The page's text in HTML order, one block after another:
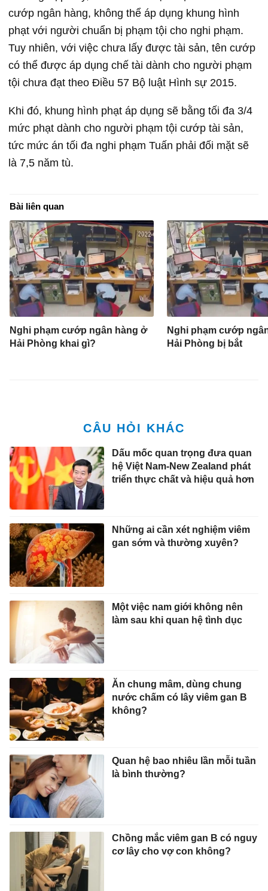
cướp ngân hàng, không thể áp dụng khung hình
phạt với người chuẩn bị phạm tội cho nghi phạm.
Tuy nhiên, với việc chưa lấy được tài sản, tên cướp
có thể được áp dụng chế tài dành cho người phạm
tội chưa đạt theo Điều 57 Bộ luật Hình sự 2015.
Khi đó, khung hình phạt áp dụng sẽ bằng tối đa 3/4
mức phạt dành cho người phạm tội cướp tài sản,
tức mức án tối đa nghi phạm Tuấn phải đối mặt sẽ
là 7,5 năm tù.
Bài liên quan
Nghi phạm cướp ngân hàng ở
Hải Phòng khai gì?
Nghi phạm cướp
Hải Phòng bị bắt
Dấu mốc quan trọng đưa quan
hệ Việt Nam-New Zealand phát
triển thực chất và hiệu quả hơn
Những ai cần xét nghiệm viêm
gan sớm và thường xuyên?
Một việc nam giới không nên
làm sau khi quan hệ tình dục
Ăn chung mâm, dùng chung
nước chấm có lây viêm gan B
không?
Quan hệ bao nhiêu lần mỗi tuần
là bình thường?
Chồng mắc viêm gan B có nguy
cơ lây cho vợ con không?